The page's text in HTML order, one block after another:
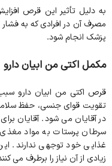
به دلیل تأثیر این قرص
مصرف آن در افرادی که به
پزشک انجام شود.
مکمل اکتی من ابیان دارو Acti Man
قرص اکتی من ابیان دارو
تقویت قوای جنسی، حفظ
در آقایان می شود. آقایان
سرطان پرستات به مواد مغذی
غذایی خود توجهی ندارند.
زیادی از آن نیاز را برطرف می